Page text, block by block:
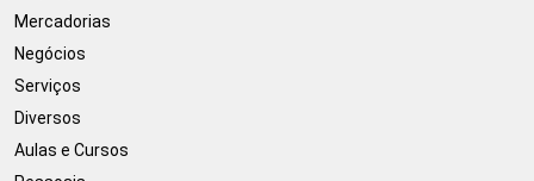
Mercadorias
Negócios
Serviços
Diversos
Aulas e Cursos